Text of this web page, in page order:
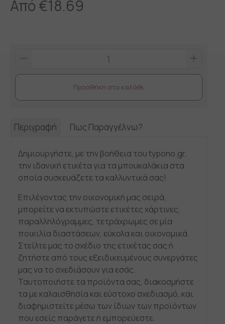
Από €18.69
ετικέτες
quantity
Προσθήκη στο καλάθι
Περιγραφή Πως Παραγγέλνω?
Δημιουργήστε, με την βοήθεια του typono.gr,
την ιδανική ετικέτα για τα μπουκαλάκια στα
οποία συσκευάζετε τα καλλυντικά σας!
Επιλέγοντας την οικονομική μας σειρά,
μπορείτε να εκτυπώστε ετικέτες χάρτινες,
παραλληλόγραμμες, τετράχρωμες σε μία
ποικιλία διαστάσεων, εύκολα και οικονομικά.
Στείλτε μας το σχέδιο της ετικέτας σας ή
ζητήστε από τους εξειδικευμένους συνεργάτες
μας να το σχεδιάσουν για εσάς.
Ταυτοποιήστε τα προϊόντα σας, διακοσμήστε
τα με καλαισθησία και εύστοχο σχεδιασμό, και
διαφημιστείτε μέσω των ίδιων των προϊόντων
που εσείς παράγετε ή εμπορεύεστε.